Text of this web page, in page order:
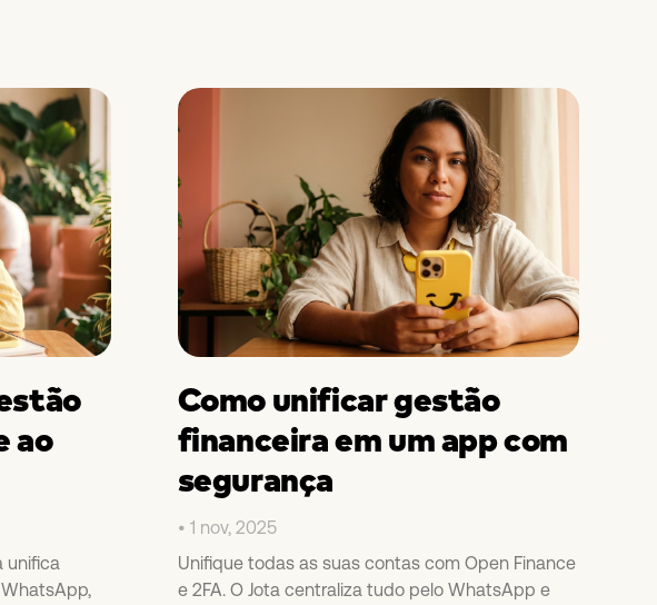
ao
unifica
Como unificar gestão
financeira em um app com
segurança
1 nov, 2025
Unifique todas as suas contas com Open Finance
e 2FA. O Jota centraliza tudo pelo WhatsApp e